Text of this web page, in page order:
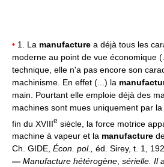
• 1. La manufacture a déjà tous les
moderne au point de vue économique
technique, elle n'a pas encore son
machinisme. En effet (...) la
main. Pourtant elle emploie déjà des
machines sont mues uniquement par
fin du XVIIIe siècle, la force motrice
machine à vapeur et la manufacture
Ch. GIDE, Écon. pol., éd. Sirey, t. 1,
— Manufacture hétérogène, sérielle. Il